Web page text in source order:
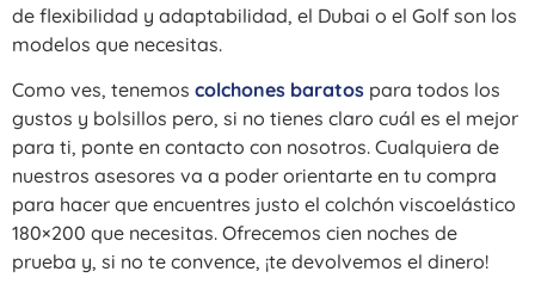
de flexibilidad y adaptabilidad, el Dubai o el Golf son los
modelos que necesitas.
Como ves, tenemos colchones baratos para todos los
gustos y bolsillos pero, si no tienes claro cuál es el mejor
para ti, ponte en contacto con nosotros. Cualquiera de
nuestros asesores va a poder orientarte en tu compra
para hacer que encuentres justo el colchón viscoelástico
180×200 que necesitas. Ofrecemos cien noches de
prueba y, si no te convence, ¡te devolvemos el dinero!